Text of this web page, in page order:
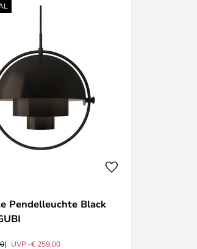
Pendelleuchte Black
UVP -€ 259,00